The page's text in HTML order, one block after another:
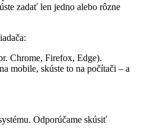
zadať len jedno alebo rôzne
Chrome, Firefox, Edge).
mobile, skúste to na počítači – a
Odporúčame skúsiť